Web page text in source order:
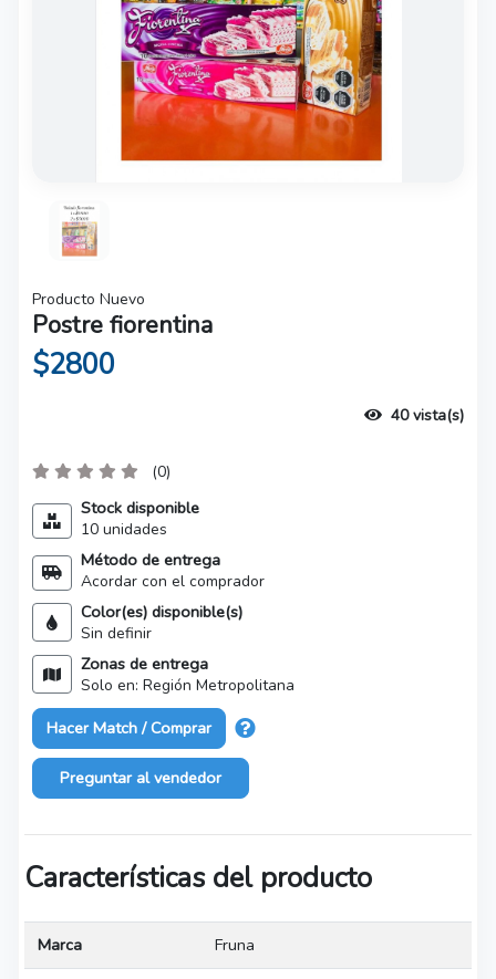
Producto Nuevo
Postre fiorentina
$2800
40 vista(s)
(0)
Stock disponible
10 unidades
Método de entrega
Acordar con el comprador
Color(es) disponible(s)
Sin definir
Zonas de entrega
Solo en: Región Metropolitana
Hacer Match / Comprar
Preguntar al vendedor
Características del producto
Marca Fruna